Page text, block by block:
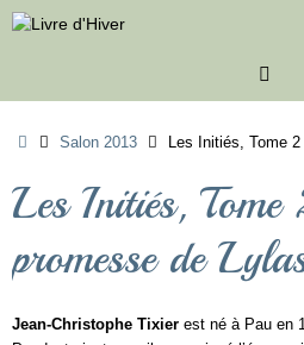
Passer
au
AccueilSalon 2013 Les Initiés, Tome
Les Initiés,
promesse de
Jean-Christophe Tixier est né à Pau en